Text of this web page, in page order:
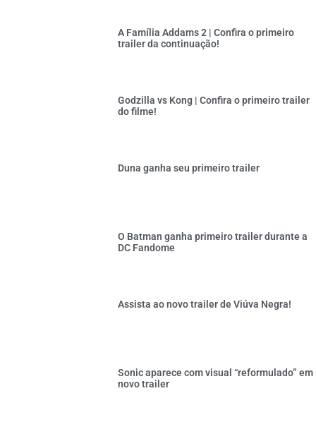
A Família Addams 2 | Confira o primeiro
trailer da continuação!
Godzilla vs Kong | Confira o primeiro trailer
do filme!
Duna ganha seu primeiro trailer
O Batman ganha primeiro trailer durante a
DC Fandome
Assista ao novo trailer de Viúva Negra!
Sonic aparece com visual “reformulado” em
novo trailer